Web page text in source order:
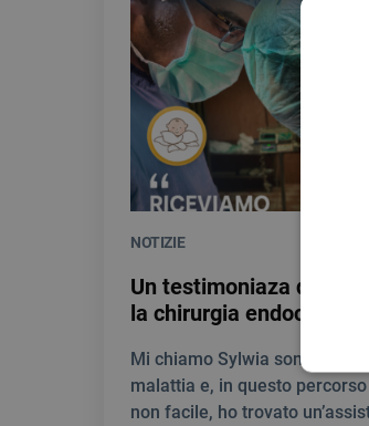
NOTIZIE
Un testimoniaza di
la chirurgia endocrina
Mi chiamo Sylwia sono stata
malattia e, in questo
non facile, ho trovato